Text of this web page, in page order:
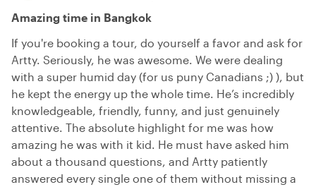
Amazing time in Bangkok
If you're booking a tour, do yourself a favor and ask for
Artty. Seriously, he was awesome. We were dealing
with a super humid day (for us puny Canadians ;) ), but
he kept the energy up the whole time. He’s incredibly
knowledgeable, friendly, funny, and just genuinely
attentive. The absolute highlight for me was how
amazing he was with it kid. He must have asked him
about a thousand questions, and Artty patiently
answered every single one of them without missing a